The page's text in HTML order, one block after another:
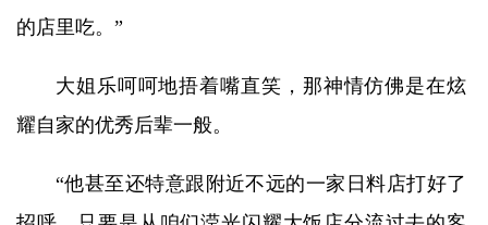
的店里吃。”
大姐乐呵呵地捂着嘴直笑，那神情仿佛是在炫
耀自家的优秀后辈一般。
“他甚至还特意跟附近不远的一家日料店打好了